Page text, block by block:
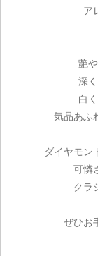
ア
艶
深
白
気品あふ
ダイヤモン
可憐
クラ
ぜひお